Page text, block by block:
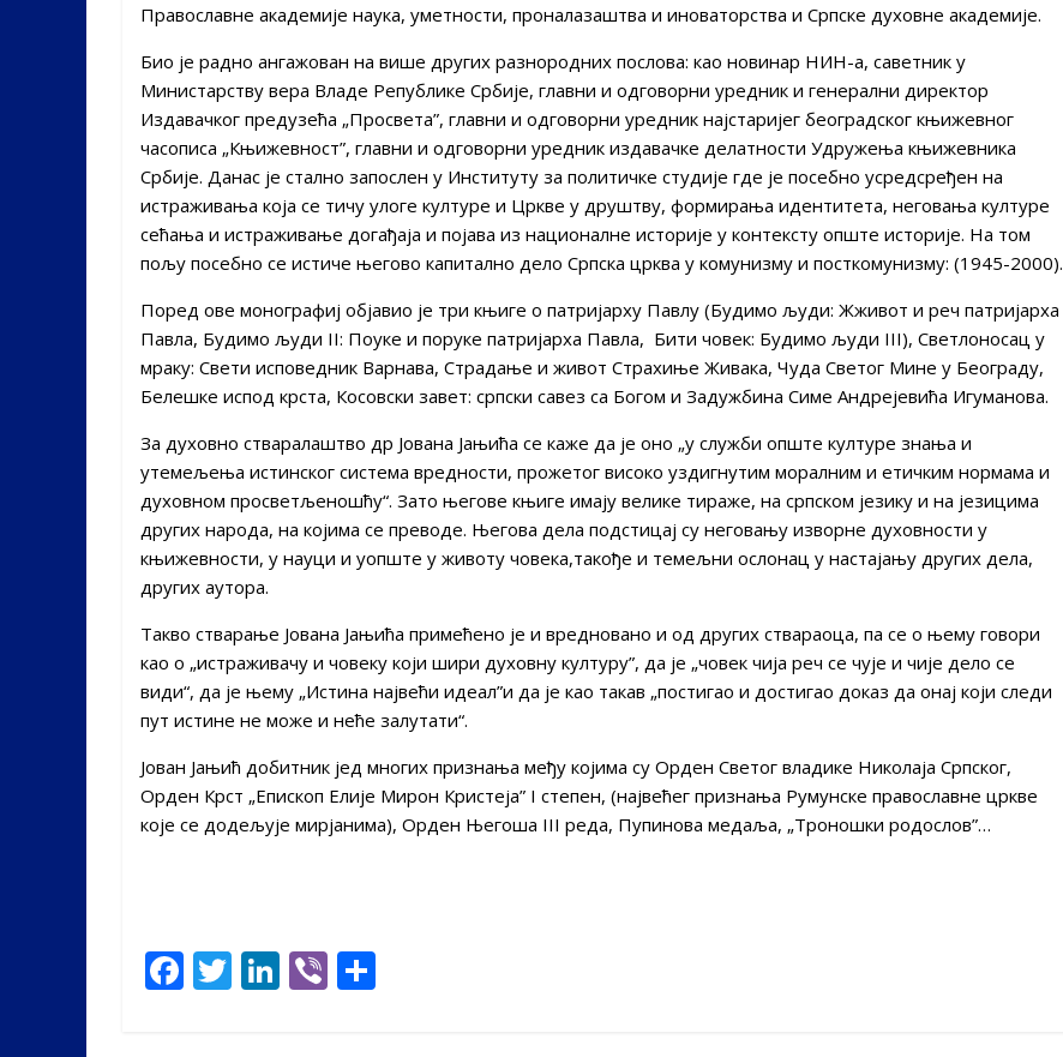
Православне академије наука, уметности, проналазаштва и иноваторства и Српске духовне академије.
Био је радно ангажован на више других разнородних послова: као новинар НИН-а, саветник у
Министарству вера Владе Републике Србије, главни и одговорни уредник и генерални директор
Издавачког предузећа „Просвета”, главни и одговорни уредник најстаријег београдског књижевног
часописа „Књижевност”, главни и одговорни уредник издавачке делатности Удружења књижевника
Србије. Данас је стално запослен у Институту за политичке студије где је посебно усредсређен на
истраживања која се тичу улоге културе и Цркве у друштву, формирања идентитета, неговања културе
сећања и истраживање догађаја и појава из националне историје у контексту опште историје. На том
пољу посебно се истиче његово капитално дело Српска црква у комунизму и посткомунизму: (1945-2000).
Поред ове монографиј објавио је три књиге о патријарху Павлу (Будимо људи: Жживот и реч патријарха
Павла, Будимо људи II: Поуке и поруке патријарха Павла, Бити човек: Будимо људи III), Светлоносац у
мраку: Свети исповедник Варнава, Страдање и живот Страхиње Живака, Чуда Светог Мине у Београду,
Белешке испод крста, Косовски завет: српски савез са Богом и Задужбина Симе Андрејевића Игуманова.
За духовно стваралаштво др Јована Јањића се каже да је оно „у служби опште културе знања и
утемељења истинског система вредности, прожетог високо уздигнутим моралним и етичким нормама и
духовном просветљеношћу“. Зато његове књиге имају велике тираже, на српском језику и на језицима
других народа, на којима се преводе. Његова дела подстицај су неговању изворне духовности у
књижевности, у науци и уопште у животу човека,такође и темељни ослонац у настајању других дела,
других аутора.
Такво стварање Јована Јањића примећено је и вредновано и од других ствараоца, па се о њему говори
као о „истраживачу и човеку који шири духовну културу”, да је „човек чија реч се чује и чије дело се
види“, да је њему „Истина највећи идеал”и да је као такав „постигао и достигао доказ да онај који следи
пут истине не може и неће залутати“.
Јован Јањић добитник јед многих признања међу којима су Орден Светог владике Николаја Српског,
Орден Крст „Епископ Елије Мирон Кристеја” I степен, (највећег признања Румунске православне цркве
које се додељује мирјанима), Орден Његоша III реда, Пупинова медаља, „Троношки родослов”…
F
ac
T
w
Li
n
Vi
b